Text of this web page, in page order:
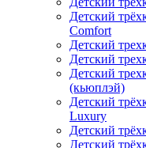
Детский
Comfort
Детский
Детский
Детский
(кьюплэй)
Детский
Luxury
Детский
Детский